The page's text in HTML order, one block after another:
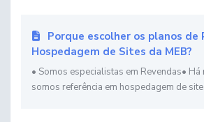
Porque escolher os planos de
Hospedagem de Sites da MEB?
• Somos especialistas em Revendas•
somos referência em hospedagem de